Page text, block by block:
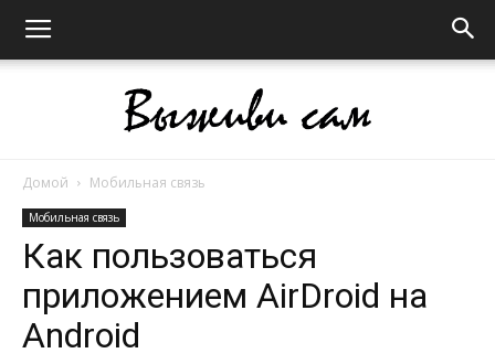
сам
Домой Мобильная связь
Мобильная связь
Как пользоваться
приложением AirDroid на
Android